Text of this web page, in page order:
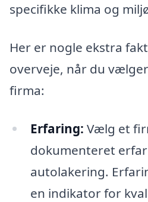
specifikke klima og
Her er nogle ekstra
overveje, når du
firma:
Erfaring: Vælg et
dokumenteret
autolakering.
en indikator for